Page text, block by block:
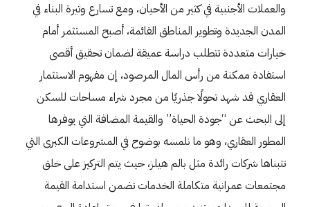
والعملات الأجنبية في كثير من الأحيان، ومع تسارع وتيرة البناء في
المدن الجديدة وتطوير المناطق القائمة، أصبح المستثمر أمام
خيارات متعددة تتطلب دراسة عميقة لضمان تحقيق أقصى
استفادة ممكنة من رأس المال المرصود، إن مفهوم الاستثمار
العقاري قد شهد تحولًا جذريًا من مجرد شراء مساحات للسكن
إلى البحث عن “جودة الحياة” والقيمة المضافة التي يوفرها
المطور العقاري، وهو ما نلمسه بوضوح في المشروعات الكبرى التي
تتبناها شركات رائدة مثل بالم هيلز، حيث يتم التركيز على خلق
مجتمعات عمرانية متكاملة الخدمات تضمن استدامة القيمة